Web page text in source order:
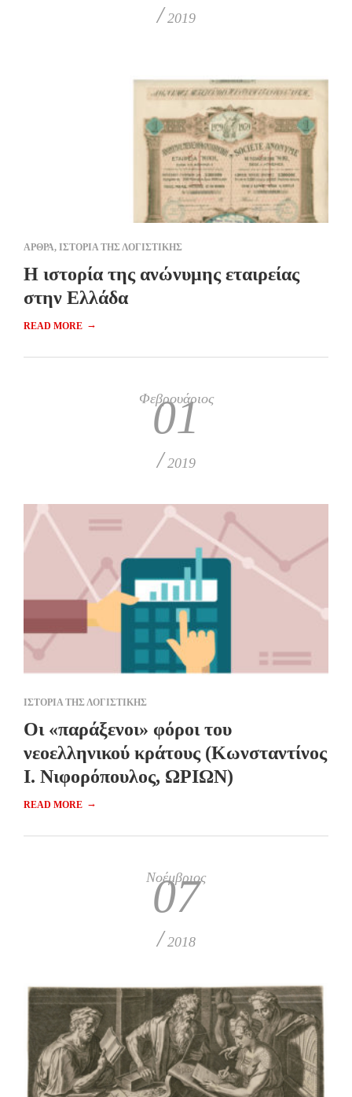
/ 2019
ΑΡΘΡΑ, ΙΣΤΟΡΙΑ ΤΗΣ ΛΟΓΙΣΤΙΚΗΣ
Η ιστορία της ανώνυμης εταιρείας
στην Ελλάδα
READ MORE →
Φεβρουάριος
01
/ 2019
ΙΣΤΟΡΙΑ ΤΗΣ ΛΟΓΙΣΤΙΚΗΣ
Οι «παράξενοι» φόροι του
νεοελληνικού κράτους (Κωνσταντίνος
Ι. Νιφορόπουλος, ΩΡΙΩΝ)
READ MORE →
Νοέμβριος
07
/ 2018